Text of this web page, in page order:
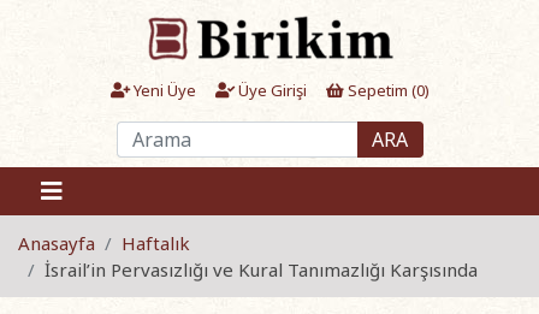
Yeni Üye Üye Girişi Sepetim (0)
ARA
Anasayfa
Haftalık
İsrail’in Pervasızlığı ve Kural Tanımazlığı Karşısında